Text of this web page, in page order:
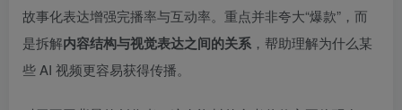
故事化表达增强完播率与互动率。重点并非夸大“爆款”，而
是拆解内容结构与视觉表达之间的关系 ，帮助理解为什么某
些 AI 视频更容易获得传播。